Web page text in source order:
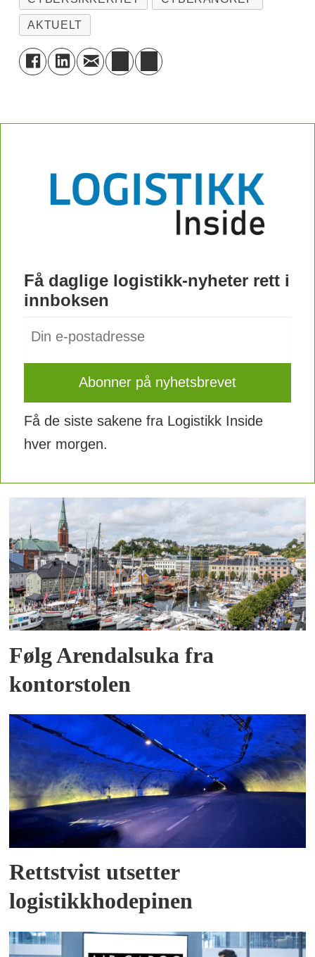
AKTUELT
Få daglige logistikk-nyheter rett i
innboksen
Få de siste sakene fra Logistikk Inside
hver morgen.
Følg Arendalsuka fra
kontorstolen
Rettstvist utsetter
logistikkhodepinen